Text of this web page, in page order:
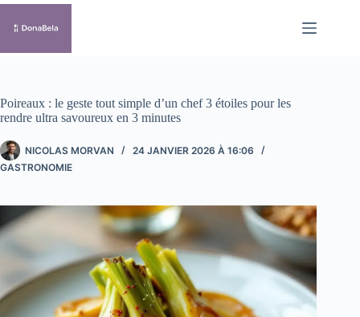
Passer
contenu
Poireaux : le geste tout simple d’un chef 3 étoiles pour les
rendre ultra savoureux en 3 minutes
NICOLAS MORVAN
24 JANVIER 2026 À 16:06
GASTRONOMIE